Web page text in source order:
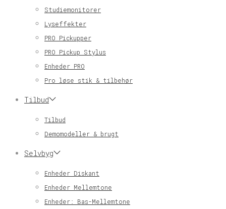
Studiemonitorer
Lyseffekter
PRO Pickupper
PRO Pickup Stylus
Enheder PRO
Pro løse stik & tilbehør
Tilbud
Tilbud
Demomodeller & brugt
Selvbyg
Enheder Diskant
Enheder Mellemtone
Enheder: Bas-Mellemtone